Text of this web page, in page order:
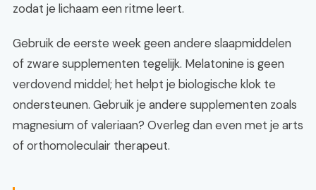
zodat je lichaam een ritme leert.
Gebruik de eerste week geen andere slaapmiddelen
of zware supplementen tegelijk. Melatonine is geen
verdovend middel; het helpt je biologische klok te
ondersteunen. Gebruik je andere supplementen zoals
magnesium of valeriaan? Overleg dan even met je arts
of orthomoleculair therapeut.